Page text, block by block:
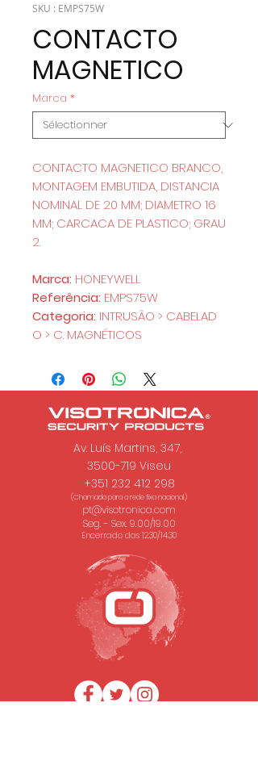
SKU : EMPS75W
CONTACTO
MAGNETICO
Marca *
CONTACTO MAGNETICO BRANCO,
MONTAGEM EMBUTIDA, DISTANCIA
NOMINAL DE 20 MM; DIAMETRO 16
MM; CARCACA DE PLASTICO; GRAU
2.
Marca: HONEYWELL
Referência: EMPS75W
Categoria: INTRUSÃO > CABELAD
O > C. MAGNÉTICOS
Av. Luís Martins, 347,
3500-719 Viseu
+351 232 412 298
(Chamada para a rede fixa nacional.)
pt@visotronica.com
Seg. - Sex. 9.00/19.00
Encerrado das 12.30/14.30